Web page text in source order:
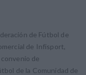
de Fútbol de
de Infisport,
de
de la Comunidad de